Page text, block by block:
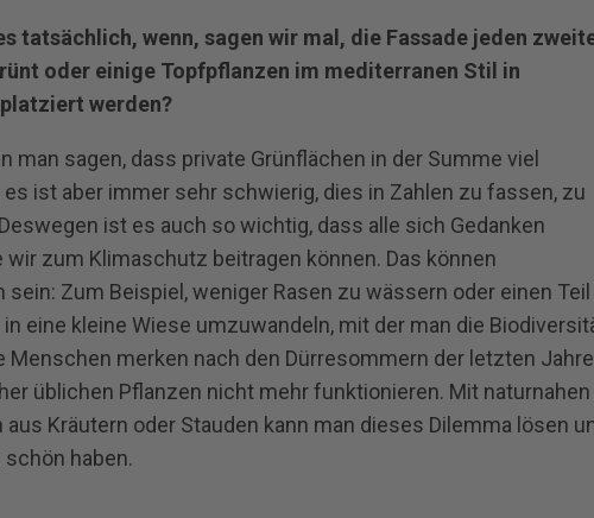
tatsächlich, wenn, sagen wir mal, die Fassade jeden
oder einige Topfpflanzen im mediterranen Stil in
werden?
man sagen, dass private Grünflächen in der Summe viel
es ist aber immer sehr schwierig, dies in Zahlen zu fassen, zu
ist es auch so wichtig, dass alle sich Gedanken
wir zum Klimaschutz beitragen können. Das können
sein: Zum Beispiel, weniger Rasen zu wässern oder einen Teil
eine kleine Wiese umzuwandeln, mit der man die
Menschen merken nach den Dürresommern der letzten
üblichen Pflanzen nicht mehr funktionieren. Mit naturnahen
aus Kräutern oder Stauden kann man dieses Dilemma lösen
haben.